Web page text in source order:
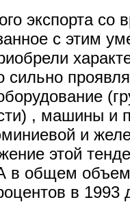
экспорта со
с этим
сильно
, машины и
и
этой
в общем
в 1993